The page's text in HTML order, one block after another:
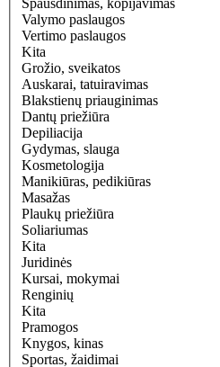
Spausdinimas, kopijavimas
Valymo paslaugos
Vertimo paslaugos
Kita
Grožio, sveikatos
Auskarai, tatuiravimas
Blakstienų priauginimas
Dantų priežiūra
Depiliacija
Gydymas, slauga
Kosmetologija
Manikiūras, pedikiūras
Masažas
Plaukų priežiūra
Soliariumas
Kita
Juridinės
Kursai, mokymai
Renginių
Kita
Pramogos
Knygos, kinas
Sportas, žaidimai